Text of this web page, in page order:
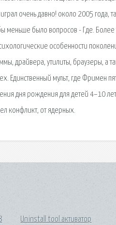
очень давно! около 2005 года,
меньше было вопросов - Где. Более
особенности
драйвера, утилиты, браузеры, а
Единственный мульт, где Фримен
дня рождения для детей 4–10
конфликт, от ядерных.
Uninstall tool активатор